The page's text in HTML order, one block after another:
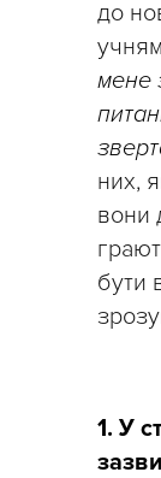
до
мене
них,
вони
бути
1. У